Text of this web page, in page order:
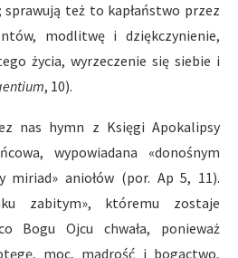
też to kapłaństwo przez
modlitwę i dziękczynienie,
życia, wyrzeczenie się siebie i
, 10).
nas hymn z Księgi Apokalipsy
wypowiadana «donośnym
miriad» aniołów (por. Ap 5, 11).
zabitym», któremu zostaje
Bogu Ojcu chwała, ponieważ
moc, mądrość i bogactwo,